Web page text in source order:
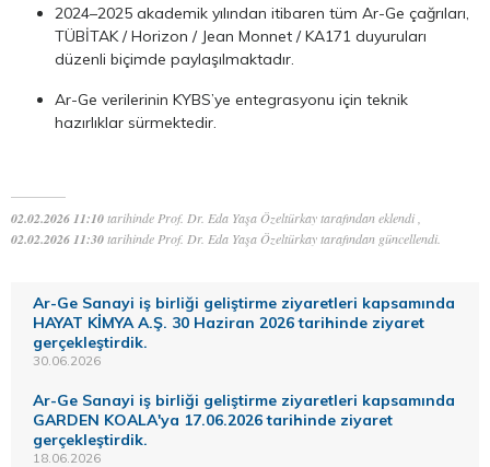
2024–2025 akademik yılından itibaren tüm Ar-Ge çağrıları,
TÜBİTAK / Horizon / Jean Monnet / KA171 duyuruları
düzenli biçimde paylaşılmaktadır.
Ar-Ge verilerinin KYBS’ye entegrasyonu için teknik
hazırlıklar sürmektedir.
02.02.2026 11:10tarihinde Prof. Dr. Eda Yaşa Özeltürkay tarafından eklendi ,
02.02.2026 11:30tarihinde Prof. Dr. Eda Yaşa Özeltürkay tarafından güncellendi.
Ar-Ge Sanayi iş birliği geliştirme ziyaretleri kapsamında
HAYAT KİMYA A.Ş. 30 Haziran 2026 tarihinde ziyaret
gerçekleştirdik.
30.06.2026
Ar-Ge Sanayi iş birliği geliştirme ziyaretleri kapsamında
GARDEN KOALA'ya 17.06.2026 tarihinde ziyaret
gerçekleştirdik.
18.06.2026